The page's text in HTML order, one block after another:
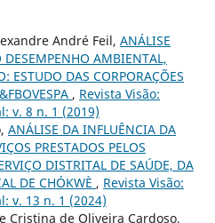
André Feil, ANÁLISE
DESEMPENHO AMBIENTAL,
ESTUDO DAS CORPORAÇÕES
, Revista Visão:
v. 8 n. 1 (2019)
ANÁLISE DA INFLUÊNCIA DA
PRESTADOS PELOS
DISTRITAL DE SAÚDE, DA
DE CHÓKWÈ , Revista Visão:
v. 13 n. 1 (2024)
Cristina de Oliveira Cardoso,